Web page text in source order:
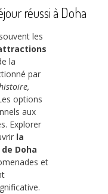
réussi à Doha
les
la
par
options
aux
Explorer
la
Doha
et